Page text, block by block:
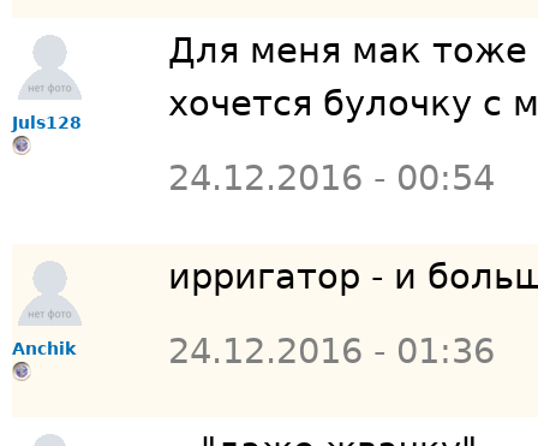
Juls128
Для меня мак тоже
хочется булочку с
24.12.2016 - 00:54
Anchik
ирригатор - и
24.12.2016 - 01:36